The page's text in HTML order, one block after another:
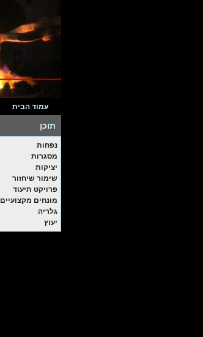
עמוד הבית
תוכן
נפחות
מסגרות
יציקות
שימור שיחזור
פרויקט תיעוד
מונחים מקצועיים
גלריה
יעוץ